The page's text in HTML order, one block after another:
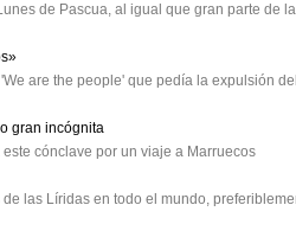
de Pascua, al igual que gran parte de
are the people' que pedía la expulsión
gran incógnita
cónclave por un viaje a Marruecos
las Líridas en todo el mundo,